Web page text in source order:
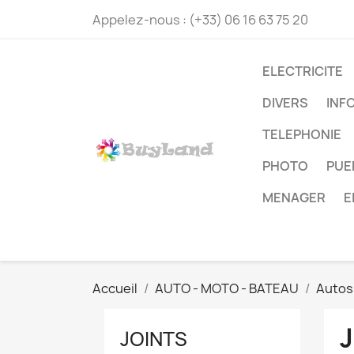
Appelez-nous : (+33) 06 16 63 75 20
ELECTRICITE
DIVERS
TELEPHONIE
PHOTO
MENAGER
Accueil AUTO - MOTO - BATEAU Autos
JOINTS